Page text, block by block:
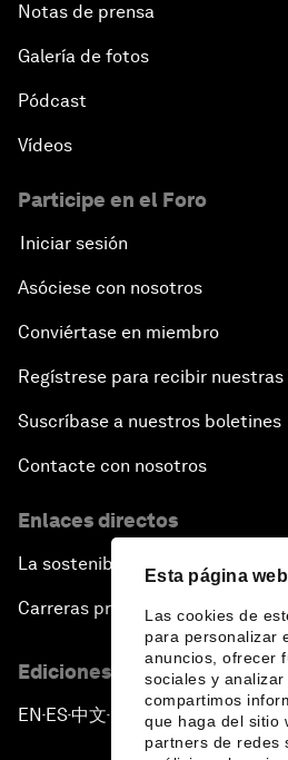
Esta página
Las cookies de
para personalizar
anuncios, ofrecer
sociales y analizar
compartimos
que haga del sitio
partners de redes
Notas de prensa
Galería de fotos
Pódcast
Vídeos
Participe en el Foro
Iniciar sesión
Asóciese con nosotros
Conviértase en miembro
Regístrese para recibir
Suscríbase a nuestros boletines
Contacte con nosotros
Enlaces directos
La sostenibilidad en el Foro
Carreras profesionales
Ediciones en otros idiomas
EN ▪ES▪中文▪ 日本語